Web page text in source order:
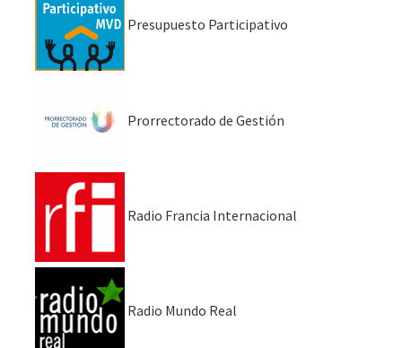
Presupuesto Participativo
Prorrectorado de Gestión
Radio Francia Internacional
Radio Mundo Real